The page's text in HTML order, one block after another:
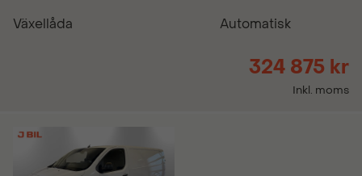
Växellåda
Automatisk
324 875 kr
Inkl. moms